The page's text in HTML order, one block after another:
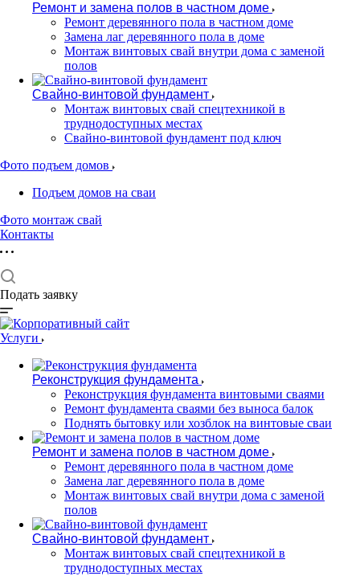
Ремонт и замена полов в частном доме
Ремонт деревянного пола в частном доме
Замена лаг деревянного пола в доме
Монтаж винтовых свай внутри дома с заменой
полов
Свайно-винтовой фундамент
Монтаж винтовых свай спецтехникой в
труднодоступных местах
Свайно-винтовой фундамент под ключ
Фото подъем домов
Подъем домов на сваи
Фото монтаж свай
Контакты
Подать заявку
Услуги
Реконструкция фундамента
Реконструкция фундамента винтовыми сваями
Ремонт фундамента сваями без выноса балок
Поднять бытовку или хозблок на винтовые сваи
Ремонт и замена полов в частном доме
Ремонт деревянного пола в частном доме
Замена лаг деревянного пола в доме
Монтаж винтовых свай внутри дома с заменой
полов
Свайно-винтовой фундамент
Монтаж винтовых свай спецтехникой в
труднодоступных местах